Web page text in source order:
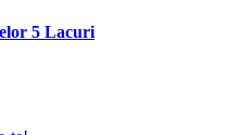
5 Lacuri